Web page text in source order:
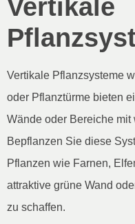
Vertikale
Vertikale Pflanzsysteme
oder Pflanztürme bieten
Wände oder Bereiche
Bepflanzen Sie diese
Pflanzen wie Farnen,
attraktive grüne Wand
zu schaffen.